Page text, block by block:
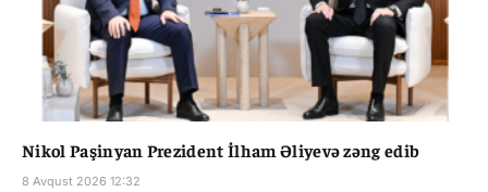
Nikol Paşinyan Prezident İlham Əliyevə zəng edib
8 Avqust 2026 12:32